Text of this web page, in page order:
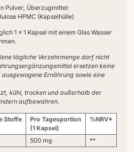
Pulver, Überzugmittel:
HPMC (Kapselhülle)
1 x 1 Kapsel mit einem Glas Wasser
tägliche Verzehrmenge darf nicht
ersetzen keine
Ernährung sowie eine
kühl, trocken und außerhalb der
aufbewahren.
Stoffe
Pro Tagesportion
(1 Kapsel)
%NRV*
500 mg **